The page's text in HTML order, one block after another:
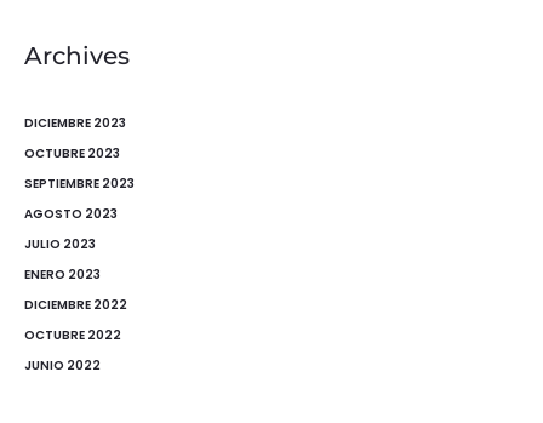
Archives
DICIEMBRE 2023
OCTUBRE 2023
SEPTIEMBRE 2023
AGOSTO 2023
JULIO 2023
ENERO 2023
DICIEMBRE 2022
OCTUBRE 2022
JUNIO 2022